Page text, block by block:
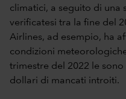
climatici, a seguito di una
verificatesi tra la fine del
Airlines, ad esempio, ha
condizioni
trimestre del 2022 le
dollari di mancati introiti.